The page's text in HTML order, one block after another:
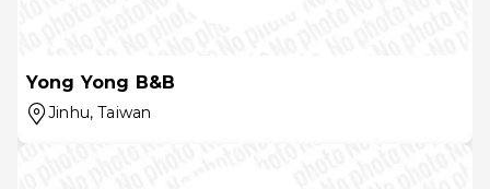
Yong Yong B&B
Jinhu, Taiwan